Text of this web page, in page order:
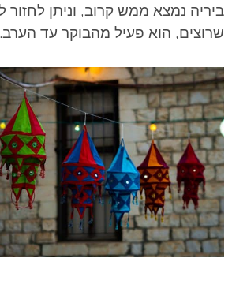
ביריה נמצא ממש קרוב, וניתן לחזור
שרוצים, הוא פעיל מהבוקר עד הערב.